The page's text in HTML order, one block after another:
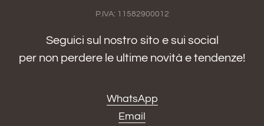
P.IVA: 11582900012
Seguici sul nostro sito e sui social
per non perdere le ultime novità e tendenze!
WhatsApp
Email